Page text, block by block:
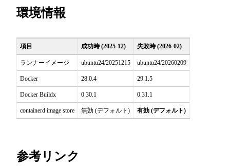
環境情報
項目 成功時 (2025-12) 失敗時 (2026-02)
ランナーイメージ ubuntu24/20251215 ubuntu24/20260209
Docker 28.0.4 29.1.5
Docker Buildx 0.30.1 0.31.1
containerd image store 無効 (デフォルト) 有効 (デフォルト)
参考リンク